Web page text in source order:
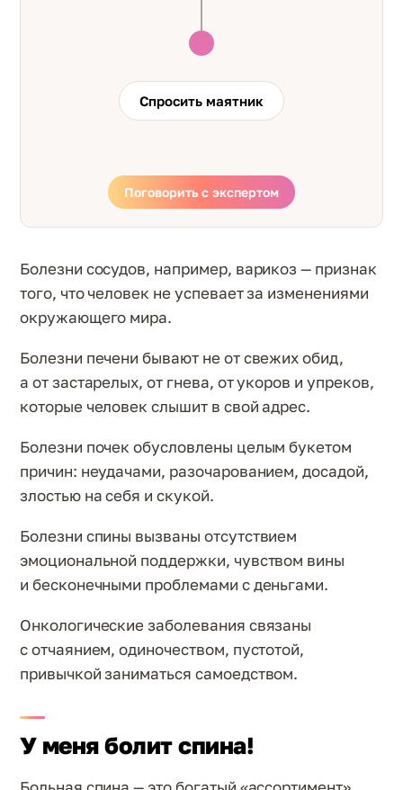
Спросить маятник
Поговорить с экспертом
Болезни сосудов, например, варикоз — признак
того, что человек не успевает за изменениями
окружающего мира.
Болезни печени бывают не от свежих обид,
а от застарелых, от гнева, от укоров и упреков,
которые человек слышит в свой адрес.
Болезни почек обусловлены целым букетом
причин: неудачами, разочарованием, досадой,
злостью на себя и скукой.
Болезни спины вызваны отсутствием
эмоциональной поддержки, чувством вины
и бесконечными проблемами с деньгами.
Онкологические заболевания связаны
с отчаянием, одиночеством, пустотой,
привычкой заниматься самоедством.
У меня болит спина!